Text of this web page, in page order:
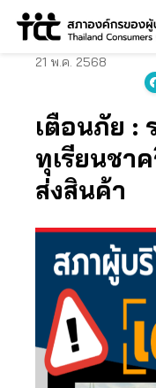
Skip
21 พ.ค. 2568
เตือนภัย :
ทุเรียนชา
ส่งสินค้า